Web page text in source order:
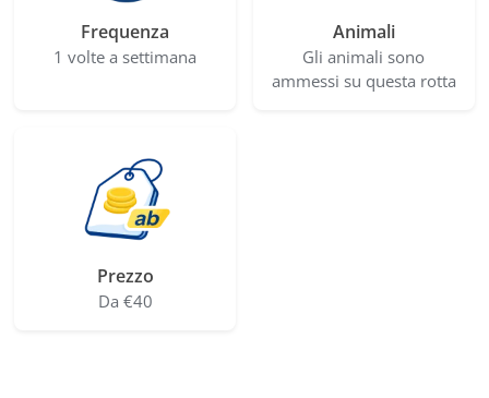
Frequenza
1 volte a settimana
Animali
Gli animali sono
ammessi su questa rotta
Prezzo
Da €40